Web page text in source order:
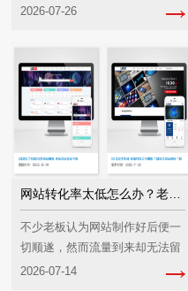
网站、小程序或者进行软件开发,
求。要是没有备案，一旦开启服
务器就会被查封
2026-07-26
网站转化率太低怎么办？老板别急看这里
不少老板认为网站制作好后便一
切顺遂，然而流量到来却无法留
住用户, 钱财花费众多, 订单却寥
2026-07-14